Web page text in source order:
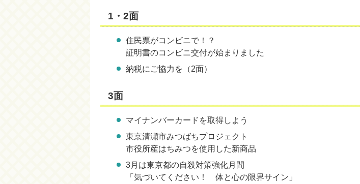
1・2面
住民票がコンビニで！？
証明書のコンビニ交付が始まりました
納税にご協力を（2面）
3面
マイナンバーカードを取得しよう
東京清瀬市みつばちプロジェクト
市役所産はちみつを使用した新商品
3月は東京都の自殺対策強化月間
「気づいてください！ 体と心の限界サイン」